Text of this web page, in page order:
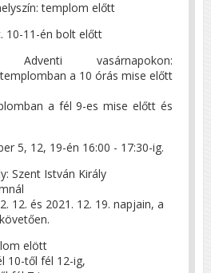
templom előtt
10-11-én bolt előtt
Adventi vasárnapokon:
a 10 órás mise előtt
a fél 9-es mise előtt és
5, 12, 19-én 16:00 - 17:30-ig.
Szent István Király
12. és 2021. 12. 19. napjain, a
elött
10-től fél 12-ig,